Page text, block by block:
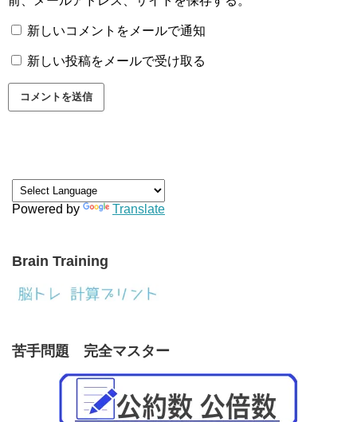
新しいコメントをメールで通知
新しい投稿をメールで受け取る
Powered by Translate
Brain Training
苦手問題 完全マスター